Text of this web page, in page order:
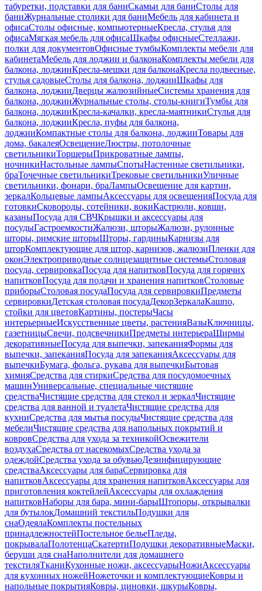
табуретки, подставки для баниСкамьи для баниСтолы для
баниЖурнальные столики для баниМебель для кабинета и
офисаСтолы офисные, компьютерныеКресла, стулья для
офисаМягкая мебель для офисаШкафы офисныеСтеллажи,
полки для документовОфисные тумбыКомплекты мебели для
кабинетаМебель для лоджии и балконаКомплекты мебели для
балкона, лоджииКресла-мешки для балконаКресла подвесные,
стулья садовыеСтолы для балкона, лоджииШкафы для
балкона, лоджииДверцы жалюзийныеСистемы хранения для
балкона, лоджииЖурнальные столы, столы-книгиТумбы для
балкона, лоджииКресла-качалки, кресла-маятникиСтулья для
балкона, лоджииКресла, пуфы для балкона,
лоджииКомпактные столы для балкона, лоджииТовары для
дома, бакалеяОсвещениеЛюстры, потолочные
светильникиТоршерыПрикроватные лампы,
ночникиНастольные лампыСпотыНастенные светильники,
браТочечные светильникиТрековые светильникиУличные
светильники, фонари, браЛампыОсвещение для картин,
зеркалКольцевые лампыАксессуары для освещенияПосуда для
готовкиСковороды, сотейники, вокиКастрюли, ковши,
казаныПосуда для СВЧКрышки и аксессуары для
посудыГастроемкостиЖалюзи, шторыЖалюзи, рулонные
шторы, римские шторыШторы, гардиныКарнизы для
шторКомплектующие для штор, карнизов, жалюзиПленки для
оконЭлектроприводные солнцезащитные системыСтоловая
посуда, сервировкаПосуда для напитковПосуда для горячих
напитковПосуда для подачи и хранения напитковСтоловые
приборыСтоловая посудаПосуда для сервировкиПредметы
сервировкиДетская столовая посудаДекорЗеркалаКашпо,
стойки для цветовКартины, постерыЧасы
интерьерныеИскусственные цветы, растенияВазыКлючницы,
газетницыСвечи, подсвечникиПредметы интерьераШирмы
декоративныеПосуда для выпечки, запеканияФормы для
выпечки, запеканияПосуда для запеканияАксессуары для
выпечкиБумага, фольга, рукава для выпечкиБытовая
химияСредства для стиркиСредства для посудомоечных
машинУниверсальные, специальные чистящие
средстваЧистящие средства для стекол и зеркалЧистящие
средства для ванной и туалетаЧистящие средства для
кухниСредства для мытья посудыЧистящие средства для
мебелиЧистящие средства для напольных покрытий и
ковровСредства для ухода за техникойОсвежители
воздухаСредства от насекомыхСредства ухода за
одеждойСредства ухода за обувьюДезинфицирующие
средстваАксессуары для бараСервировка для
напитковАксессуары для хранения напитковАксессуары для
приготовления коктейлейАксессуары для охлаждения
напитковНаборы для бара, мини-барыШтопоры, открывалки
для бутылокДомашний текстильПодушки для
снаОдеялаКомплекты постельных
принадлежностейПостельное бельеПледы,
покрывалаПолотенцаСкатертиПодушки декоративныеМаски,
беруши для снаНаполнители для домашнего
текстиляТканиКухонные ножи, аксессуарыНожиАксессуары
для кухонных ножейНожеточки и комплектующиеКовры и
напольные покрытияКовры, циновки, шкурыКовры,